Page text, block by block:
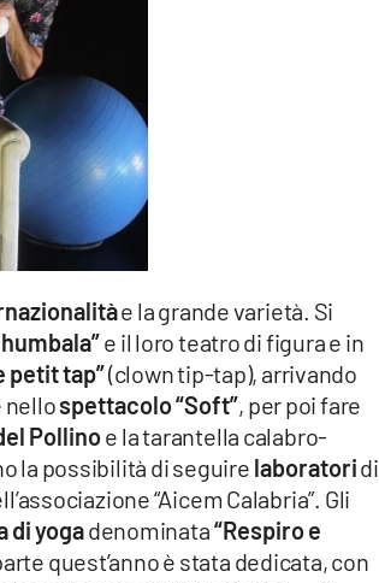
e la grande varietà. Si
e il loro teatro di figura e in
petit tap”(clown tip-tap), arrivando
nellospettacolo “Soft”, per poi fare
Pollinoe la tarantella calabro-
la possibilità di seguire laboratoridi
“Aicem Calabria”. Gli
di yogadenominata“Respiro e
quest’anno è stata dedicata, con